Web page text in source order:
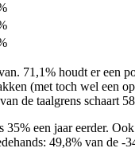
71,1% houdt er
(met toch wel
de taalgrens schaart
een jaar eerder.
49,8% van de